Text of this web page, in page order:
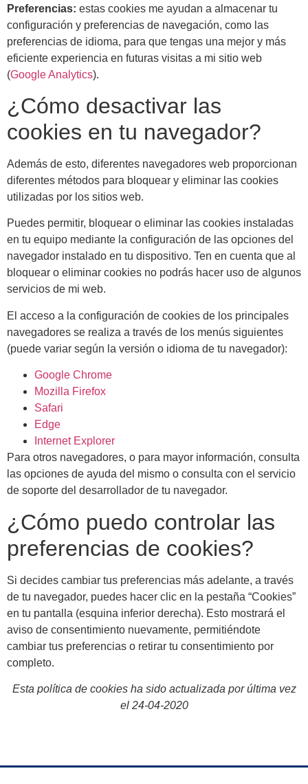
Preferencias: estas cookies me ayudan a almacenar tu
configuración y preferencias de navegación, como las
preferencias de idioma, para que tengas una mejor y más
eficiente experiencia en futuras visitas a mi sitio web
(Google Analytics).
¿Cómo desactivar las
cookies en tu navegador?
Además de esto, diferentes navegadores web proporcionan
diferentes métodos para bloquear y eliminar las cookies
utilizadas por los sitios web.
Puedes permitir, bloquear o eliminar las cookies instaladas
en tu equipo mediante la configuración de las opciones del
navegador instalado en tu dispositivo. Ten en cuenta que al
bloquear o eliminar cookies no podrás hacer uso de algunos
servicios de mi web.
El acceso a la configuración de cookies de los principales
navegadores se realiza a través de los menús siguientes
(puede variar según la versión o idioma de tu navegador):
Google Chrome
Mozilla Firefox
Safari
Edge
Internet Explorer
Para otros navegadores, o para mayor información, consulta
las opciones de ayuda del mismo o consulta con el servicio
de soporte del desarrollador de tu navegador.
¿Cómo puedo controlar las
preferencias de cookies?
Si decides cambiar tus preferencias más adelante, a través
de tu navegador, puedes hacer clic en la pestaña “Cookies”
en tu pantalla (esquina inferior derecha). Esto mostrará el
aviso de consentimiento nuevamente, permitiéndote
cambiar tus preferencias o retirar tu consentimiento por
completo.
Esta política de cookies ha sido actualizada por última vez
el 24-04-2020